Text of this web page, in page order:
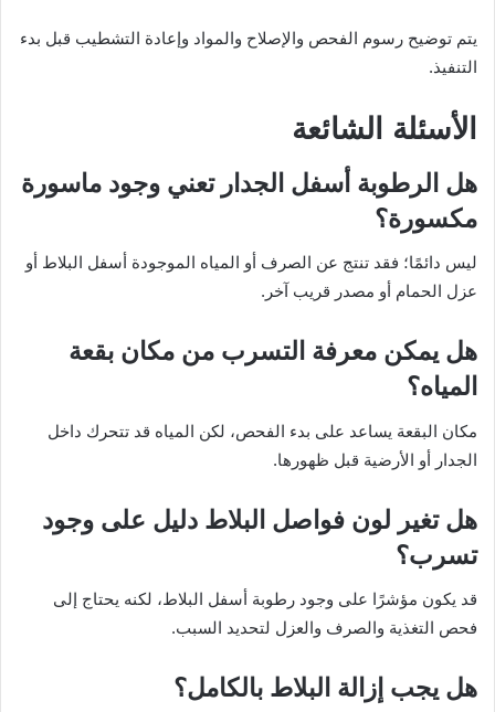
يتم توضيح رسوم الفحص والإصلاح والمواد وإعادة التشطيب قبل بدء
التنفيذ.
الأسئلة الشائعة
هل الرطوبة أسفل الجدار تعني وجود ماسورة
مكسورة؟
ليس دائمًا؛ فقد تنتج عن الصرف أو المياه الموجودة أسفل البلاط أو
عزل الحمام أو مصدر قريب آخر.
هل يمكن معرفة التسرب من مكان بقعة
المياه؟
مكان البقعة يساعد على بدء الفحص، لكن المياه قد تتحرك داخل
الجدار أو الأرضية قبل ظهورها.
هل تغير لون فواصل البلاط دليل على وجود
تسرب؟
قد يكون مؤشرًا على وجود رطوبة أسفل البلاط، لكنه يحتاج إلى
فحص التغذية والصرف والعزل لتحديد السبب.
هل يجب إزالة البلاط بالكامل؟